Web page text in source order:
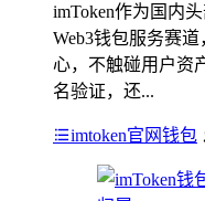
imToken作为国内
Web3钱包服务赛
心，不触碰用户资
名验证，还...
imtoken官网钱包